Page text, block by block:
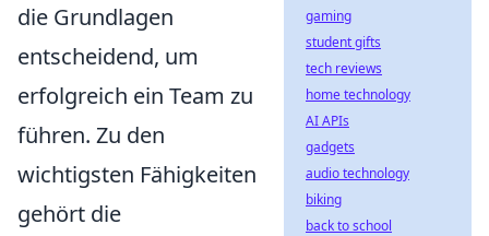
die Grundlagen
entscheidend, um
erfolgreich ein Team zu
führen. Zu den
wichtigsten Fähigkeiten
gehört die
gaming
student gifts
tech reviews
home technology
AI APIs
gadgets
audio technology
biking
back to school